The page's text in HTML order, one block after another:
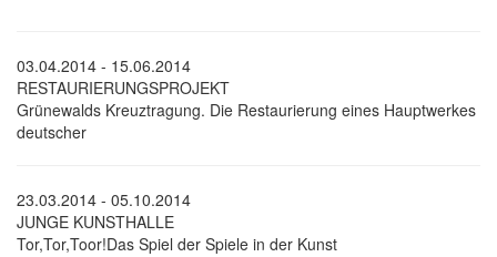
03.04.2014 - 15.06.2014
RESTAURIERUNGSPROJEKT
Grünewalds Kreuztragung. Die Restaurierung eines Hauptwerkes
deutscher
23.03.2014 - 05.10.2014
JUNGE KUNSTHALLE
Tor,Tor,Toor!Das Spiel der Spiele in der Kunst